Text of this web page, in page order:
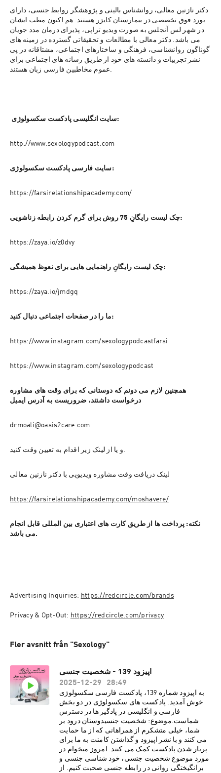
دکتر نازنین معالی، روانشناس بالینی و پژوهشگر روابط جنسی، دارای
بورد فوق تخصصی در بیمارستان کایزر هستند. هم اکنون مطب ایشان
در شهر لس آنجلس به صورت ویدیو تراپی، پذیرای درمان مدد جویان
می باشد. دکتر معالی با مطالعات و تحقیقاتی گسترده در زمینه های
گوناگون روانشناسی، فرهنگی و ساختارهای اجتماعی، مشتاقانه در پی
نشر تجربیات و دانسته های خود از طریق رسانه های اجتماعی برای
عموم مخاطبین فارسی زبان هستند.
سایت انگلیسی پادکست سکسولوژی:
http://www.sexologypodcast.com
سایت فارسی پادکست سکسولوژی:
https://farsirelationshipacademy.com/
چک لیست رایگانِ 75 روش برای گرم کردن رابطه زناشویی:
https://zaya.io/z0dvy
چک لیست رایگانِ راهنمایی هایی برای نعوظ همیشگی:
https://zaya.io/jmdgq
ما را در صفحات اجتماعی دنبال کنید:
https://www.instagram.com/sexologypodcastfarsi
https://www.instagram.com/sexologypodcast
همچنین لازم می دونم که دوستانی که برای وقت های مشاوره
درخواست داشتند، ضروریست به آدرس ایمیل
drmoali@oasis2care.com
و یا از لینک زیر اقدام به تعیین وقت کنید.
لینک دریافت وقت مشاوره ویدیویی با دکتر نازنین معالی
https://farsirelationshipacademy.com/moshavere/
نکته: پرداخت ها از طریق کارت های اعتباری بین المللی قابل انجام
می باشد.
Advertising Inquiries: https://redcircle.com/brands
Privacy & Opt-Out: https://redcircle.com/privacy
Fler avsnitt från "Sexology"
اپیزود 139 - شخصیت جنسی
2025-12-29
28:49
به اپیزود شماره 139، پادکست فارسی سکسولوژی
خوش آمدید. پادکست های سکسولوژی در دو بخش
فارسی و انگلیسی در پادگیر ها در دسترس
شماست.موضوع: شخصیت جنسیدوستان درود بر
شما، خیلی متشکرم از همراهانی که از ما حمایت
می کنند و با نشر اپیزود و گذاشتن کامنت به ما برای
پربار شدن پادکست کمک می کنند. امروز میخوام در
مورد موضوع شخصیت جنسی، خود شناسی جنسی و
برانگیختگی روانی در رابطه جنسی صحبت کنیم. از